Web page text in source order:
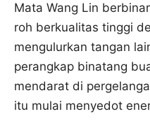
Mata Wang Lin
roh berkualitas tinggi
mengulurkan tangan
perangkap binatang
mendarat di
itu mulai menyedot